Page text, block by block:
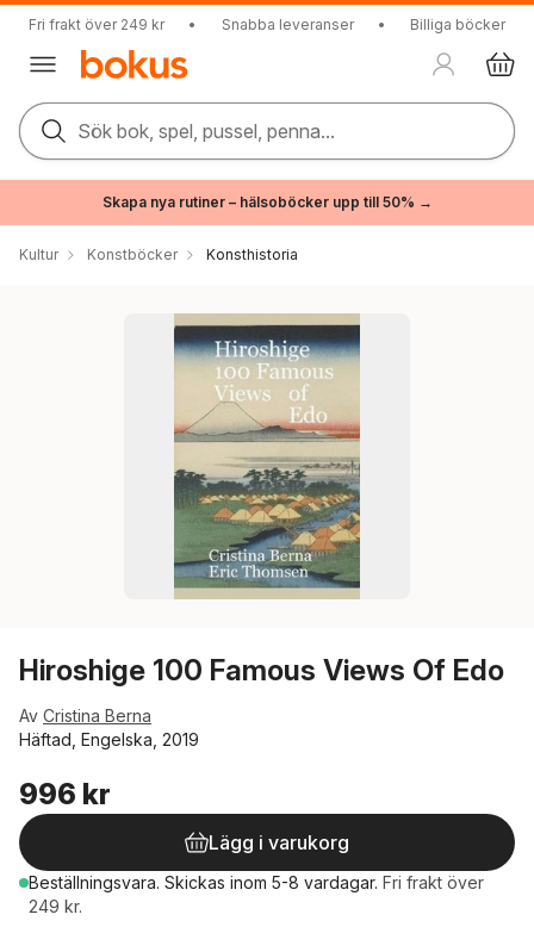
Fri frakt över 249 kr • Snabba leveranser • Billiga böcker
Sök bok, spel, pussel, penna...
Skapa nya rutiner – hälsoböcker upp till 50% →
Kultur Konstböcker Konsthistoria
Hiroshige 100 Famous Views Of Edo
Av Cristina Berna
Häftad, Engelska, 2019
996 kr
Lägg i varukorg
Beställningsvara. Skickas inom 5-8 vardagar. Fri frakt över
249 kr.